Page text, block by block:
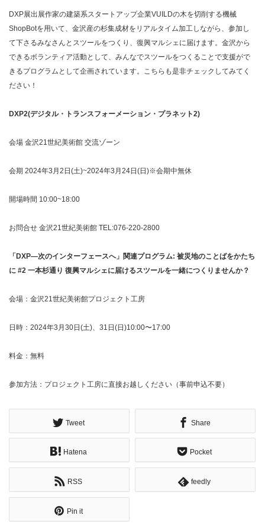
DXP展出展作家の建築系スタートアップ企業VUILDの木を切削する機械
ShopBotを用いて、金沢産の杉集成材をリアルタイム加工しながら、参加し
て下さるみなさんとスツールをつくり、復興マルシェに届けます。金沢から
できるボランティア活動として、みんなでスツールをつくることで支援がで
きるプログラムとして企画されています。こちらも是非チェックしてみてく
ださい！
DXP2(デジタル・トランスフォーメーション・プラネット2)
会場 金沢21世紀美術館 交流ゾーン
会期 2024年3月2日(土)~2024年3月24日(日)※会期中無休
開場時間 10:00~18:00
お問合せ 金沢21世紀美術館 TEL:076-220-2800
「DXP―次のインターフェースへ」関連プログラム: 被災地のことばをかたち
に #2 一本杉通り 復興マルシェに届けるスツールを一緒につくりませんか？
会場：金沢21世紀美術館プロジェクト工房
日時：2024年3月30日(土)、31日(日)10:00〜17:00
料金：無料
参加方法：プロジェクト工房に直接お越しください（事前申込不要）
Tweet Share
Hatena Pocket
RSS feedly
Pin it